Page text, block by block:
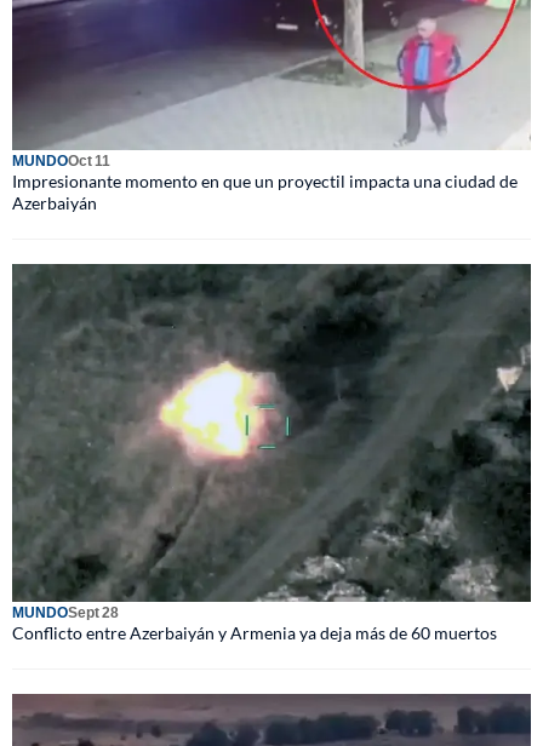
MUNDOOct 11
Impresionante momento en que un proyectil impacta una ciudad de
Azerbaiyán
MUNDOSept 28
Conflicto entre Azerbaiyán y Armenia ya deja más de 60 muertos